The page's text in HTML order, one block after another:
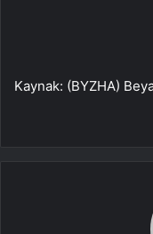
Kaynak: (BYZHA)